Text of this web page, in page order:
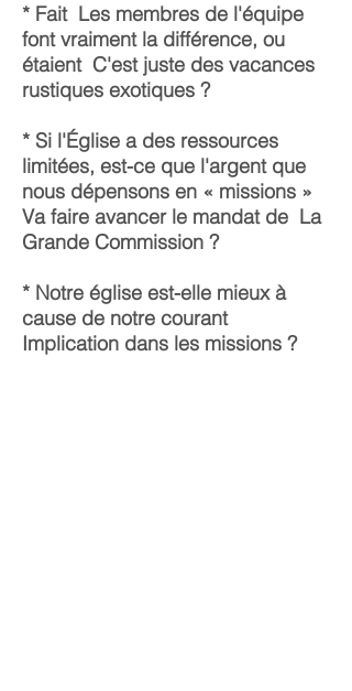
* Fait Les membres de l'équipe
font vraiment la différence, ou
étaient C'est juste des vacances
rustiques exotiques ?
* Si l'Église a des ressources
limitées, est-ce que l'argent que
nous dépensons en « missions »
Va faire avancer le mandat de La
Grande Commission ?
* Notre église est-elle mieux à
cause de notre courant
Implication dans les missions ?